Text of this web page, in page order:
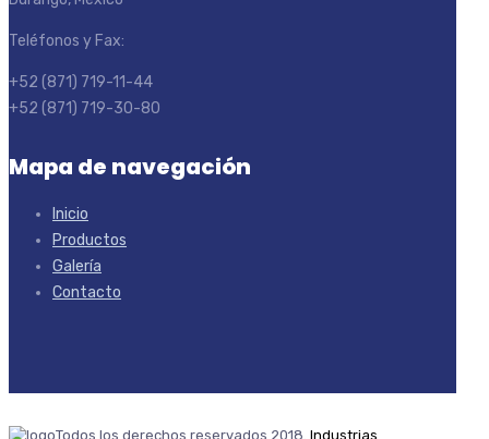
Teléfonos y Fax:
+52 (871) 719-11-44
+52 (871) 719-30-80
Mapa de navegación
Inicio
Productos
Galería
Contacto
Todos los derechos reservados 2018. Industrias